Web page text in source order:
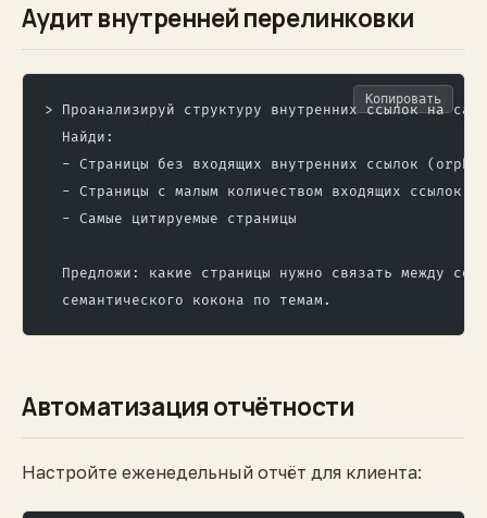
Аудит внутренней перелинковки
> Проанализируй структуру внутренних ссылок на
  Найди:
- Страницы без входящих внутренних ссылок
- Страницы с малым количеством входящих ссылок
  - Самые цитируемые страницы
Предложи: какие страницы нужно связать между
  семантического кокона по темам.
Копировать
Автоматизация отчётности
Настройте еженедельный отчёт для клиента: